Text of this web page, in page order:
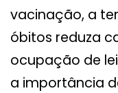
vacinação, a
óbitos reduza
ocupação de
a importância